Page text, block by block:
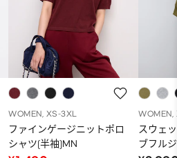
WOMEN, XS-3XL
ファインゲージニットポロ
シャツ(半袖)MN
WOMEN,
スウェ
ブフル